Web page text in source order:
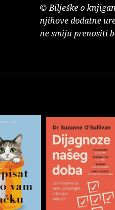
© Bilješke o
njihove dodatne
ne smiju prenositi